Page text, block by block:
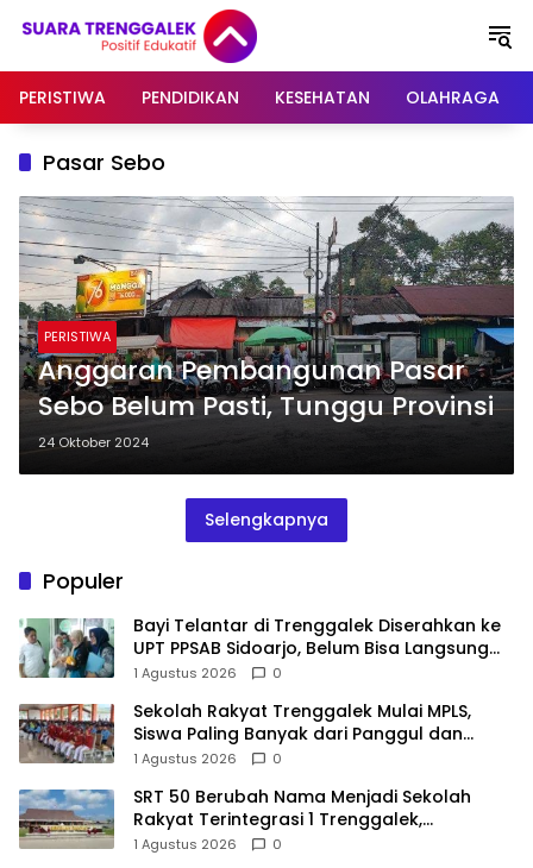
PERISTIWA
PENDIDIKAN KESEHATAN OLAHRAGA
Pasar Sebo
PERISTIWA
Anggaran Pembangunan Pasar
Sebo Belum Pasti, Tunggu Provinsi
24 Oktober 2024
Selengkapnya
Populer
Bayi Telantar di Trenggalek Diserahkan ke
UPT PPSAB Sidoarjo, Belum Bisa Langsung
Diadopsi
1 Agustus 2026 0
Sekolah Rakyat Trenggalek Mulai MPLS,
Siswa Paling Banyak dari Panggul dan
Gandusari
1 Agustus 2026 0
SRT 50 Berubah Nama Menjadi Sekolah
Rakyat Terintegrasi 1 Trenggalek,
Nomenklatur Berubah
1 Agustus 2026 0